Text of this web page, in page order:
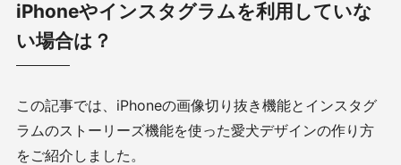
iPhoneやインスタグラムを利用していな
い場合は？
この記事では、iPhoneの画像切り抜き機能とインスタグ
ラムのストーリーズ機能を使った愛犬デザインの作り方
をご紹介しました。